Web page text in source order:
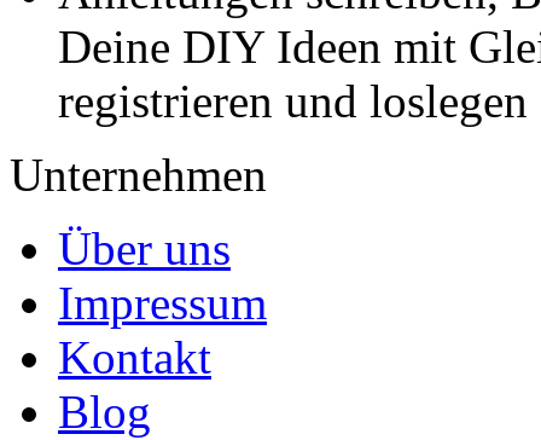
Deine DIY Ideen mit
registrieren und loslegen
Unternehmen
Über uns
Impressum
Kontakt
Blog